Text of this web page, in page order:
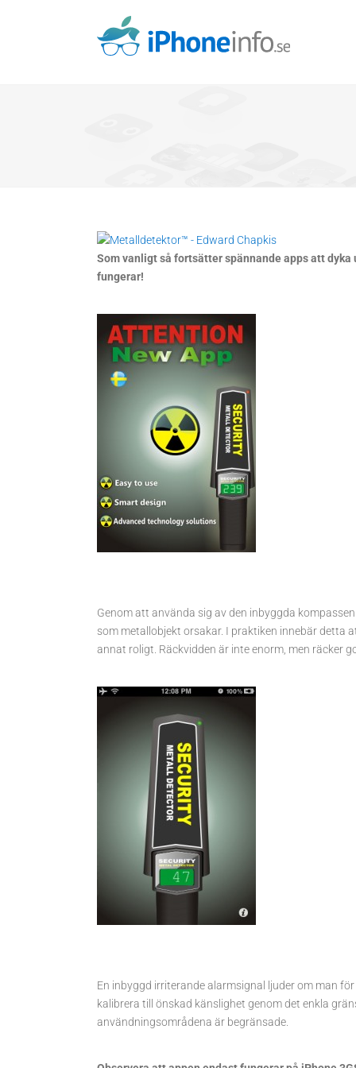
Som vanligt så fortsätter spännande apps att
fungerar!
Genom att använda sig av den inbyggda
som metallobjekt orsakar. I praktiken innebär detta
annat roligt. Räckvidden är inte enorm, men räcker
En inbyggd irriterande alarmsignal ljuder om man
kalibrera till önskad känslighet genom det enkla
användningsområdena är begränsade.